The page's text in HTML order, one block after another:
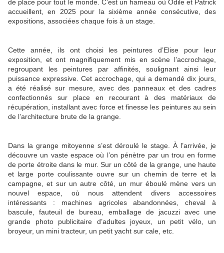
de place pour tout le monde. C’est un hameau où Odile et Patrick
accueillent, en 2025 pour la sixième année consécutive, des
expositions, associées chaque fois à un stage.
Cette année, ils ont choisi les peintures d’Elise pour leur
exposition, et ont magnifiquement mis en scène l’accrochage,
regroupant les peintures par affinités, soulignant ainsi leur
puissance expressive. Cet accrochage, qui a demandé dix jours,
a été réalisé sur mesure, avec des panneaux et des cadres
confectionnés sur place en recourant à des matériaux de
récupération, installant avec force et finesse les peintures au sein
de l’architecture brute de la grange.
Dans la grange mitoyenne s’est déroulé le stage. À l’arrivée, je
découvre un vaste espace où l’on pénètre par un trou en forme
de porte étroite dans le mur. Sur un côté de la grange, une haute
et large porte coulissante ouvre sur un chemin de terre et la
campagne, et sur un autre côté, un mur éboulé mène vers un
nouvel espace, où nous attendent divers accessoires
intéressants : machines agricoles abandonnées, cheval à
bascule, fauteuil de bureau, emballage de jacuzzi avec une
grande photo publicitaire d’adultes joyeux, un petit vélo, un
broyeur, un mini tracteur, un petit yacht sur cale, etc.